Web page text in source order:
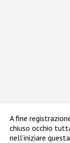
A fine
chiuso occhio
nell’iniziare